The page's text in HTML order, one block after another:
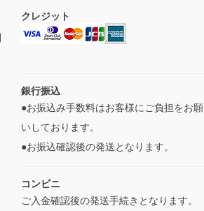
クレジット
銀行振込
●お振込み手数料はお客様にご負担をお願
いしております。
●お振込確認後の発送となります。
コンビニ
ご入金確認後の発送手続きとなります。